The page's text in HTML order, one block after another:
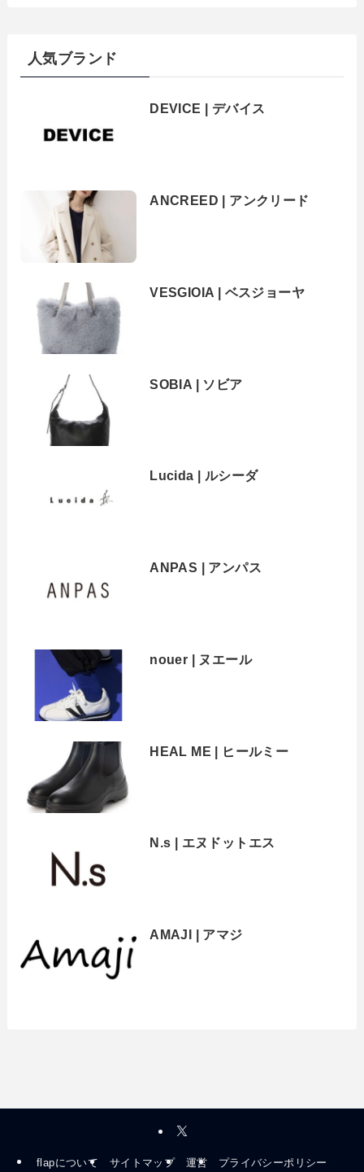
人気ブランド
DEVICE | デバイス
ANCREED | アンクリード
VESGIOIA | ベスジョーヤ
SOBIA | ソビア
Lucida | ルシーダ
ANPAS | アンパス
nouer | ヌエール
HEAL ME | ヒールミー
N.s | エヌドットエス
AMAJI | アマジ
flapについて サイトマップ 運営 プライバシーポリシー